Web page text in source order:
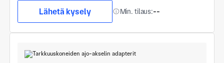
Lähetä kysely Min. tilaus:--